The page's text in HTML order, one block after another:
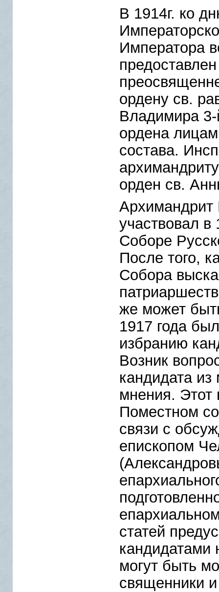
В 1914г. ко
Императора
ордену св.
Владимира
ордена лицам
состава.
орден св.
Архимандрит
участвовал в
Соборе
После того,
Собора
же может
1917 года
избранию
Возник
кандидата
мнения. Этот
Поместном
связи с
епископом
статей
кандидатами
могут быть
священники